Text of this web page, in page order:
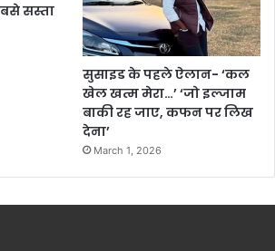
सस्ता
सुसाइड के पहले ऐलान- ‘कल
खेल खत्म मेरा…’ ‘जो इल्जाम
बाकी रह जाए, कफन पर लिख
देना’
March 1, 2026